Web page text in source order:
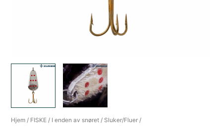
Hjem / FISKE / I enden av snøret / Sluker/Fluer /